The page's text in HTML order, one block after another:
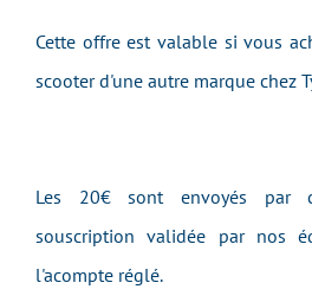
Cette offre est valable si vous
scooter d'une autre marque chez
Les 20€ sont envoyés par
souscription validée par nos
l'acompte réglé.